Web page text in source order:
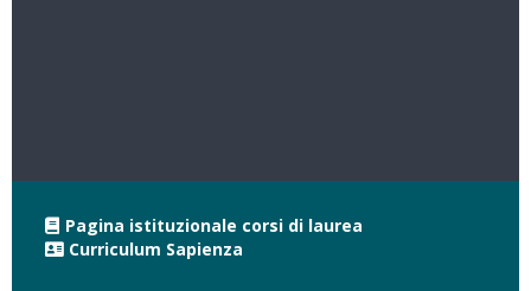
Pagina istituzionale corsi di laurea
Curriculum Sapienza